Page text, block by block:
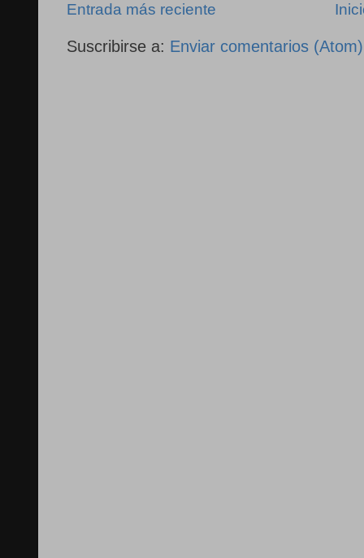
Entrada más reciente
Suscribirse a: Enviar comentarios (Atom)